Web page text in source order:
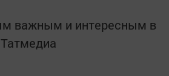
важным и интересным в
Татмедиа